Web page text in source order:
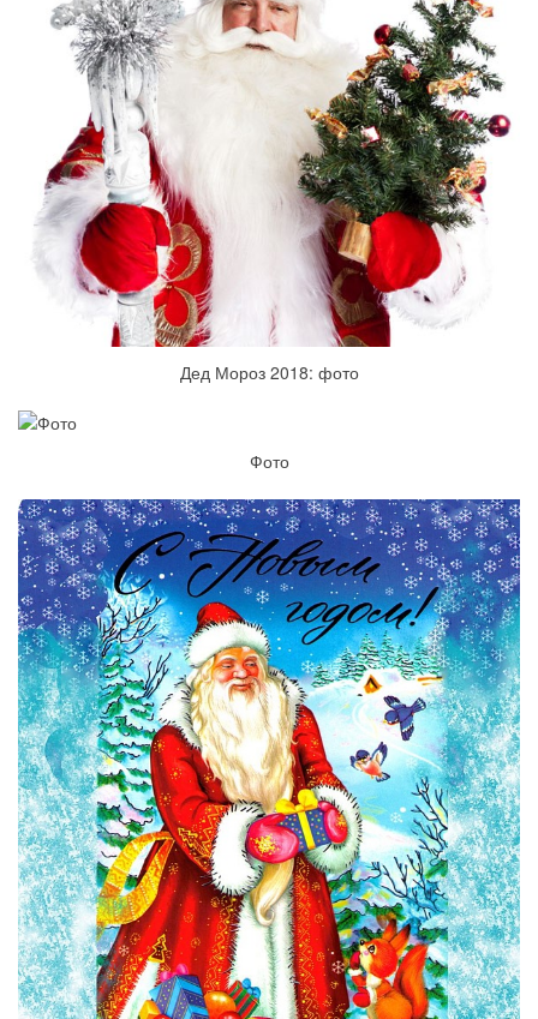
Дед Мороз 2018: фото
Фото